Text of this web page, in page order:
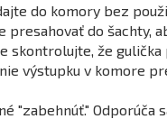
do komory bez
presahovať do šachty,
skontrolujte, že gulička
výstupku v komore
"zabehnúť."